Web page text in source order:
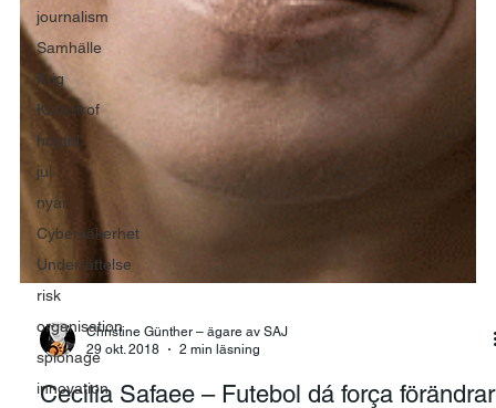
journalism
Samhälle
Krig
Katastrof
högtid
jul
nyår
Cybersäkerhet
Underrättelse
risk
organisation
spionage
innovationChristine Günther – ägare av SAJ
29 okt. 2018
2 min läsning